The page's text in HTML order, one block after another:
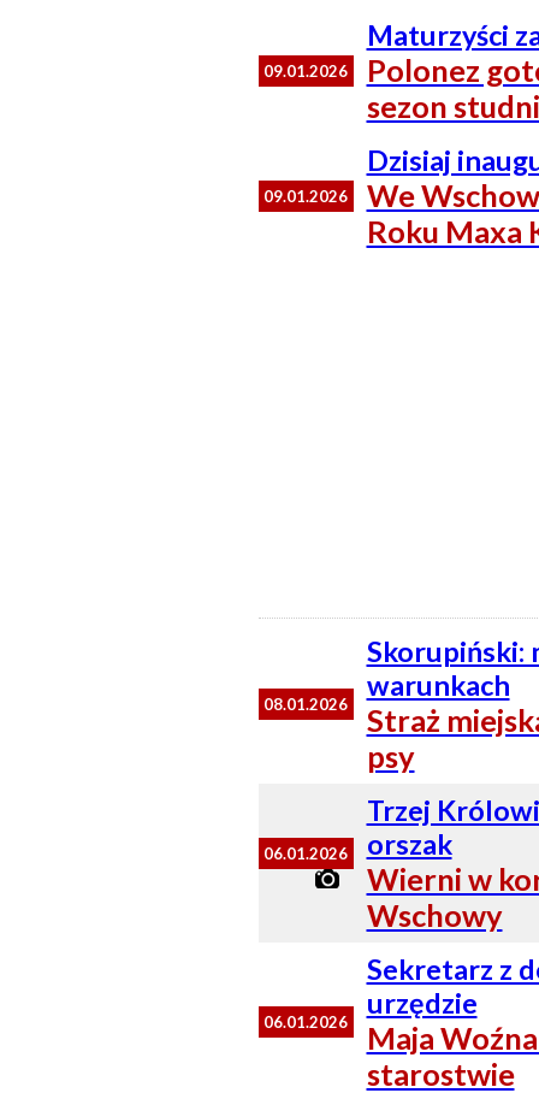
09.01.2026
Maturzyści
Polonez
sezon
09.01.2026
Dzisiaj
We
Roku Maxa
08.01.2026
Skorupiński:
warunkach
Straż
psy
06.01.2026
Trzej
orszak
Wierni w
Wschowy
06.01.2026
Sekretarz z
urzędzie
Maja
starostwie